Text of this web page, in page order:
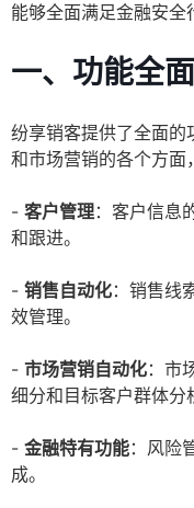
能够全面满足金融安全
一、功能全
纷享销客提供了全面的
和市场营销的各个方面
- 客户管理：客户信息
和跟进。
- 销售自动化：销售线
效管理。
- 市场营销自动化：市
细分和目标客户群体分
- 金融特有功能：风险
成。